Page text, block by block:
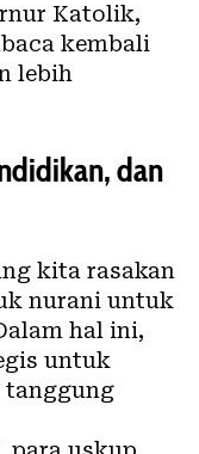
Katolik,
kembali
lebih
dan
kita rasakan
nurani untuk
hal ini,
untuk
tanggung